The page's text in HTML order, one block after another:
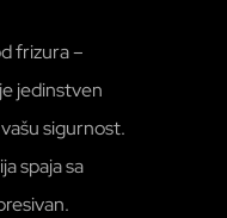
frizura –
jedinstven
sigurnost.
spaja sa